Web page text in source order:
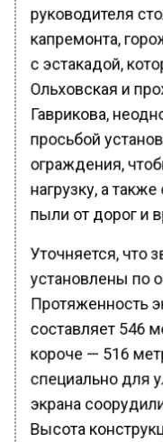
руководителя
капремонта,
с эстакадой,
Ольховская и
Гаврикова,
просьбой
ограждения,
нагрузку, а
пыли от дорог и
Уточняется, что
установлены по
Протяженность
составляет 546
короче — 516
специально для
экрана
Высота